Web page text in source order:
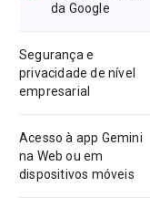
da Google
Segurança e
privacidade de nível
empresarial
Acesso à app Gemini
na Web ou em
dispositivos móveis